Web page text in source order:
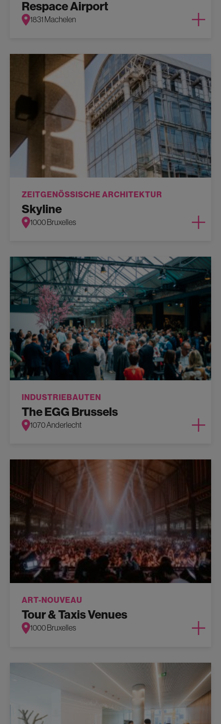
Respace Airport
1831 Machelen
ZEITGENÖSSISCHE ARCHITEKTUR
Skyline
1000 Bruxelles
INDUSTRIEBAUTEN
The EGG Brussels
1070 Anderlecht
ART-NOUVEAU
Tour & Taxis Venues
1000 Bruxelles